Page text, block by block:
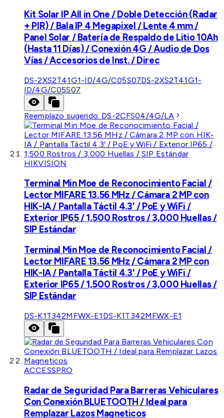
Kit Solar IP All in One / Doble Detección (Radar
+ PIR) / Bala IP 4 Megapixel / Lente 4 mm /
Panel Solar / Batería de Respaldo de Litio 10Ah
(Hasta 11 Días) / Conexión 4G / Audio de Dos
Vías / Accesorios de Inst. / Direc
DS-2XS2T41G1-ID/4G/C05S07DS-2XS2T41G1-
ID/4G/C05S07
Reemplazo sugerido: DS-2CFS04/4G/LA
HIKVISION
Terminal Min Moe de Reconocimiento Facial /
Lector MIFARE 13.56 MHz / Cámara 2 MP con
HIK-IA / Pantalla Táctil 4.3' / PoE y WiFi /
Exterior IP65 / 1,500 Rostros / 3,000 Huellas /
SIP Estándar
Terminal Min Moe de Reconocimiento Facial /
Lector MIFARE 13.56 MHz / Cámara 2 MP con
HIK-IA / Pantalla Táctil 4.3' / PoE y WiFi /
Exterior IP65 / 1,500 Rostros / 3,000 Huellas /
SIP Estándar
DS-K1T342MFWX-E1 DS-K1T342MFWX-E1
ACCESSPRO
Radar de Seguridad Para Barreras Vehiculares
Con Conexión BLUETOOTH / Ideal para
Remplazar Lazos Magneticos